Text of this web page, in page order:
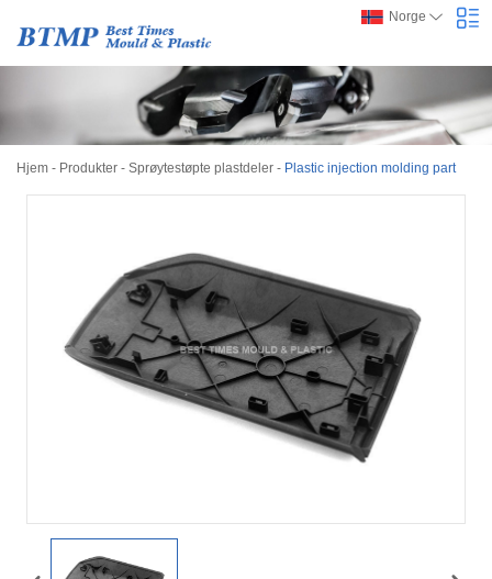
Norge
Hjem - Produkter - Sprøytestøpte plastdeler - Plastic injection molding part